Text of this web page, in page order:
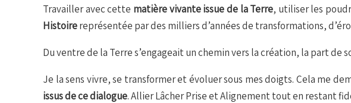
Travailler avec cette matière vivante issue de la Terre, utiliser les
Histoirereprésentée par des milliers d’années de transformations,
Du ventre de la Terre s’engageait un chemin vers la création, la part de
Je la sens vivre, se transformer et évoluer sous mes doigts. Cela me
issus de ce dialogue. Allier Lâcher Prise et Alignement tout en restant